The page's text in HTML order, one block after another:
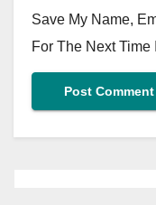
Save My Name,
For The Next Time